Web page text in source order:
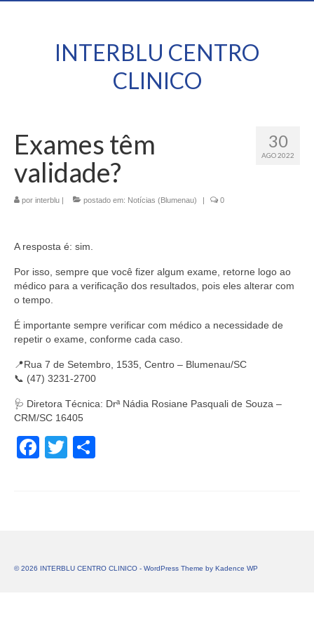
INTERBLU CENTRO
CLINICO
30
AGO 2022
Exames têm
validade?
por interblu | postado em: Notícias (Blumenau) | 0
A resposta é: sim.
Por isso, sempre que você fizer algum exame, retorne logo ao
médico para a verificação dos resultados, pois eles alterar com
o tempo.
É importante sempre verificar com médico a necessidade de
repetir o exame, conforme cada caso.
📍Rua 7 de Setembro, 1535, Centro – Blumenau/SC
📞 (47) 3231-2700
🩺 Diretora Técnica: Drª Nádia Rosiane Pasquali de Souza –
CRM/SC 16405
Facebook
Twitter
© 2026 INTERBLU CENTRO CLINICO - WordPress Theme by Kadence WP